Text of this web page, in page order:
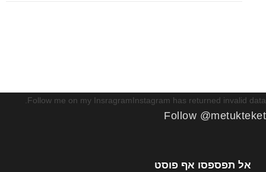
Follow me on my InsragramInstagram has returned invalid data.
Follow @metukteket
אל תפספסו אף פוסט